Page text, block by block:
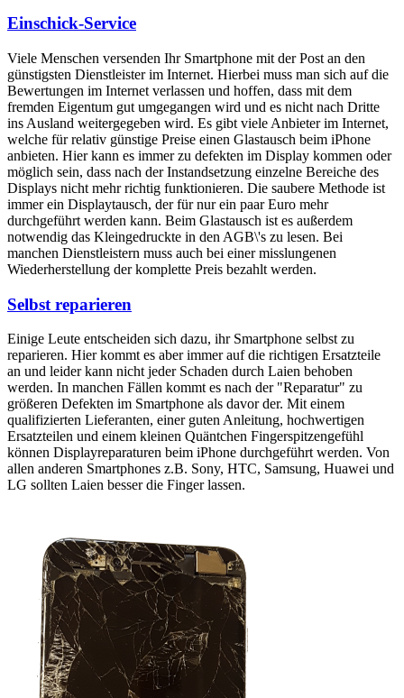
Einschick-Service
Viele Menschen versenden Ihr Smartphone mit der Post an den
günstigsten Dienstleister im Internet. Hierbei muss man sich auf die
Bewertungen im Internet verlassen und hoffen, dass mit dem
fremden Eigentum gut umgegangen wird und es nicht nach Dritte
ins Ausland weitergegeben wird. Es gibt viele Anbieter im Internet,
welche für relativ günstige Preise einen Glastausch beim iPhone
anbieten. Hier kann es immer zu defekten im Display kommen oder
möglich sein, dass nach der Instandsetzung einzelne Bereiche des
Displays nicht mehr richtig funktionieren. Die saubere Methode ist
immer ein Displaytausch, der für nur ein paar Euro mehr
durchgeführt werden kann. Beim Glastausch ist es außerdem
notwendig das Kleingedruckte in den AGB\'s zu lesen. Bei
manchen Dienstleistern muss auch bei einer misslungenen
Wiederherstellung der komplette Preis bezahlt werden.
Selbst reparieren
Einige Leute entscheiden sich dazu, ihr Smartphone selbst zu
reparieren. Hier kommt es aber immer auf die richtigen Ersatzteile
an und leider kann nicht jeder Schaden durch Laien behoben
werden. In manchen Fällen kommt es nach der "Reparatur" zu
größeren Defekten im Smartphone als davor der. Mit einem
qualifizierten Lieferanten, einer guten Anleitung, hochwertigen
Ersatzteilen und einem kleinen Quäntchen Fingerspitzengefühl
können Displayreparaturen beim iPhone durchgeführt werden. Von
allen anderen Smartphones z.B. Sony, HTC, Samsung, Huawei und
LG sollten Laien besser die Finger lassen.